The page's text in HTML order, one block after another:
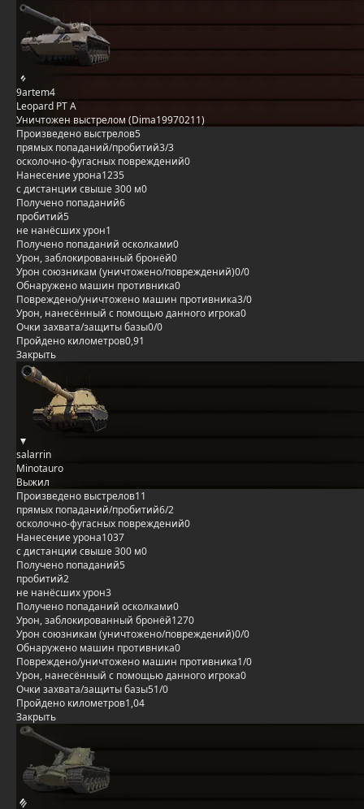
9artem4
Leopard PT A
Уничтожен выстрелом (Dima19970211)
Произведено выстрелов5
прямых попаданий/пробитий3/3
осколочно-фугасных повреждений0
Нанесение урона1235
с дистанции свыше 300 м0
Получено попаданий6
пробитий5
не нанёсших урон1
Получено попаданий осколками0
Урон, заблокированный бронёй0
Урон союзникам (уничтожено/повреждений)0/0
Обнаружено машин противника0
Повреждено/уничтожено машин противника3/0
Урон, нанесённый с помощью данного игрока0
Очки захвата/защиты базы0/0
Пройдено километров0,91
Закрыть
salarrin
Minotauro
Выжил
Произведено выстрелов11
прямых попаданий/пробитий6/2
осколочно-фугасных повреждений0
Нанесение урона1037
с дистанции свыше 300 м0
Получено попаданий5
пробитий2
не нанёсших урон3
Получено попаданий осколками0
Урон, заблокированный бронёй1270
Урон союзникам (уничтожено/повреждений)0/0
Обнаружено машин противника0
Повреждено/уничтожено машин противника1/0
Урон, нанесённый с помощью данного игрока0
Очки захвата/защиты базы51/0
Пройдено километров1,04
Закрыть